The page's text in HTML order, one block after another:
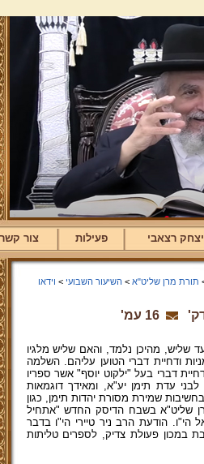
רצאבי פעילות צור קשר
תורת מרן שליט"א > השיעור השבועי > וידאו
16 עמ'
עד שליש, מהיכן נלמד, והאם שליש מלגיו
ודחיית דברי הטוען עליהם. השלמה
דברי בעל "ילקוט יוסף" אשר ספריו
לבני עדת תימן יע"א, ומאידך דוגמאות
שמירת מסורת יהדות תימן, כגון
שליט"א בשבח הדיסק החדש "אתחיל
הודעת הרב ניר טיירי הי"ו בדבר
במכון פעולת צדיק, לספרים טליתות